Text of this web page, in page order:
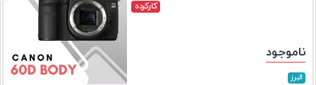
اجاره
دوربین
و
کارکرده
ناموجود
البرز